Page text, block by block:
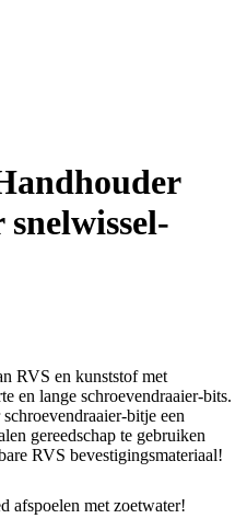
snelwissel­
RVS en kunststof met
en lange schroevendraaier-bits.
bitje een
gereedschap te gebruiken
RVS bevestigingsmateriaal!
afspoelen met zoetwater!